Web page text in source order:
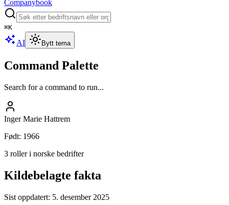
Companybook
⌘K
AI Bytt tema
Command Palette
Search for a command to run...
Inger Marie Hattrem
Født: 1966
3 roller i norske bedrifter
Kildebelagte fakta
Sist oppdatert: 5. desember 2025